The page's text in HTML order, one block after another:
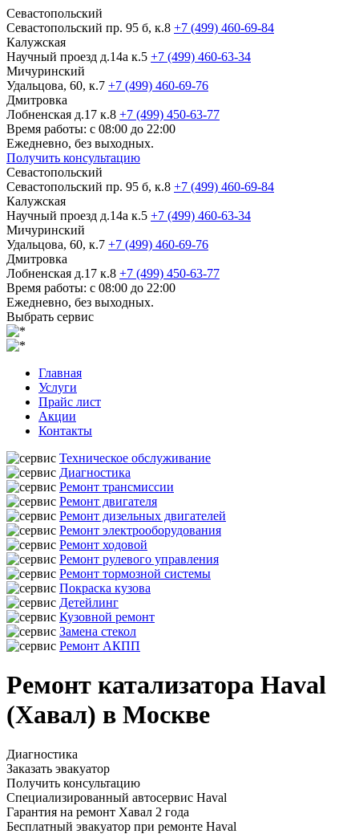
Севастопольский
Севастопольский пр. 95 б, к.8 +7 (499) 460-69-84
Калужская
Научный проезд д.14а к.5 +7 (499) 460-63-34
Мичуринский
Удальцова, 60, к.7 +7 (499) 460-69-76
Дмитровка
Лобненская д.17 к.8 +7 (499) 450-63-77
Время работы: с 08:00 до 22:00
Ежедневно, без выходных.
Получить консультацию
Севастопольский
Севастопольский пр. 95 б, к.8 +7 (499) 460-69-84
Калужская
Научный проезд д.14а к.5 +7 (499) 460-63-34
Мичуринский
Удальцова, 60, к.7 +7 (499) 460-69-76
Дмитровка
Лобненская д.17 к.8 +7 (499) 450-63-77
Время работы: с 08:00 до 22:00
Ежедневно, без выходных.
Выбрать сервис
Главная
Услуги
Прайс лист
Акции
Контакты
Техническое обслуживание
Диагностика
Ремонт трансмиссии
Ремонт двигателя
Ремонт дизельных двигателей
Ремонт электрооборудования
Ремонт ходовой
Ремонт рулевого управления
Ремонт тормозной системы
Покраска кузова
Детейлинг
Кузовной ремонт
Замена стекол
Ремонт АКПП
Ремонт катализатора Haval
(Хавал) в Москве
Диагностика
Заказать эвакуатор
Получить консультацию
Специализированный автосервис Haval
Гарантия на ремонт Хавал 2 года
Бесплатный эвакуатор при ремонте Haval